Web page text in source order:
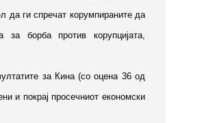
да ги спречат корумпираните да
борба против корупцијата,
за Кина (со оцена 36 од
и покрај просечниот економски